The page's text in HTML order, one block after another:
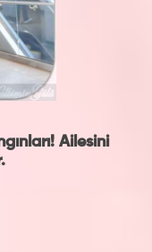
Ailesini